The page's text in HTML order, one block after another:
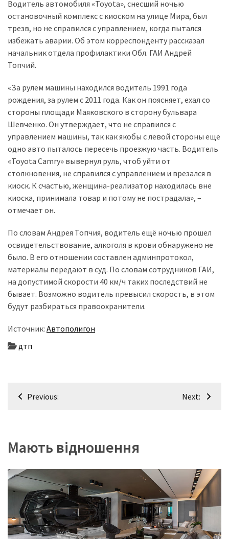
Автовласнику
(474)
Автозакон
(370)
(358)
Головне
(324)
Тест-
драйв
(212)
Водитель автомобиля «Toyota», снесший ночью
остановочный комплекс с киоском на улице Мира, был
трезв, но не справился с управлением, когда пытался
избежать аварии. Об этом корреспонденту рассказал
начальник отдела профилактики Обл. ГАИ Андрей
Топчий.
«За рулем машины находился водитель 1991 года
рождения, за рулем с 2011 года. Как он поясняет, ехал со
стороны площади Маяковского в сторону бульвара
Шевченко. Он утверждает, что не справился с
управлением машины, так как якобы с левой стороны еще
одно авто пыталось пересечь проезжую часть. Водитель
«Toyota Camry» вывернул руль, чтоб уйти от
столкновения, не справился с управлением и врезался в
киоск. К счастью, женщина-реализатор находилась вне
киоска, принимала товар и потому не пострадала», –
отмечает он.
По словам Андрея Топчия, водитель ещё ночью прошел
освидетельствование, алкоголя в крови обнаружено не
было. В его отношении составлен админпротокол,
материалы передают в суд. По словам сотрудников ГАИ,
на допустимой скорости 40 км/ч таких последствий не
бывает. Возможно водитель превысил скорость, в этом
будут разбираться правоохранители.
Источник: Автополигон
дтп
Навігація
Previous: Next:
Мають відношення